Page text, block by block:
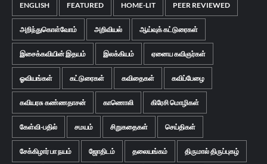
ENGLISH FEATURED HOME-LIT PEER REVIEWED
அறிந்துகொள்வோம் அறிவியல் ஆய்வுக் கட்டுரைகள்
இசைக்கவியின் இதயம் இலக்கியம் ஏனைய கவிஞர்கள்
ஓவியங்கள் கட்டுரைகள் கவிதைகள் கவிப்பேழை
கவியரசு கண்ணதாசன் காணொலி கிரேசி மொழிகள்
கேள்வி-பதில் சமயம் சிறுகதைகள் செய்திகள்
சேக்கிழார் பா நயம் ஜோதிடம் தலையங்கம் திருமால் திருப்புகழ்